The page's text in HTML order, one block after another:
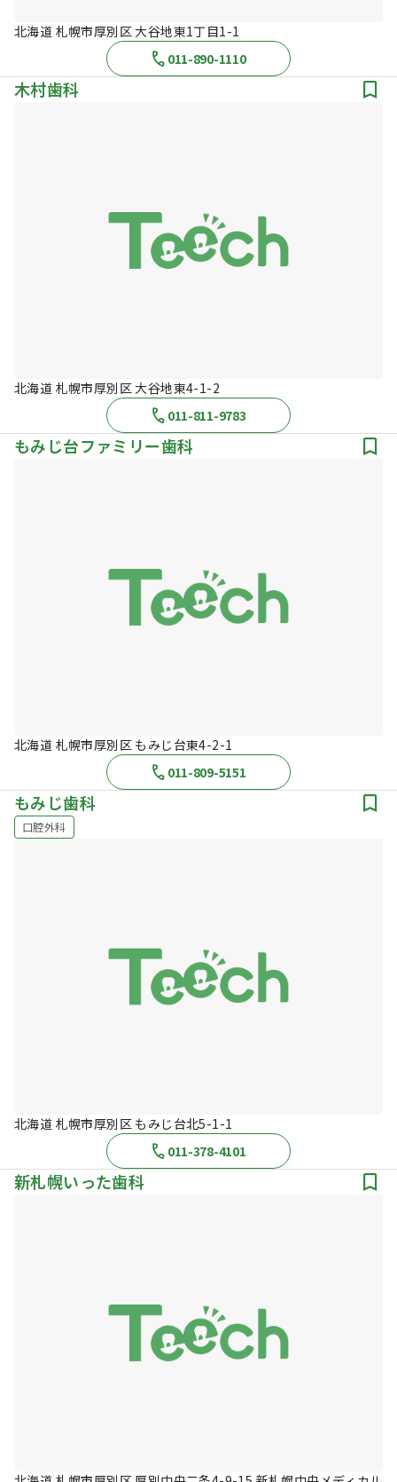
北海道 札幌市厚別区 大谷地東1丁目1-1
011-890-1110
木村歯科
北海道 札幌市厚別区 大谷地東4-1-2
011-811-9783
もみじ台ファミリー歯科
北海道 札幌市厚別区 もみじ台東4-2-1
011-809-5151
もみじ歯科
口腔外科
北海道 札幌市厚別区 もみじ台北5-1-1
011-378-4101
新札幌いった歯科